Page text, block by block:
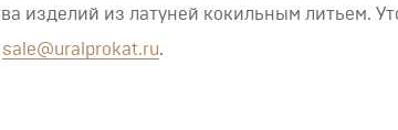
изделий из латуней кокильным литьем.
sale@uralprokat.ru.